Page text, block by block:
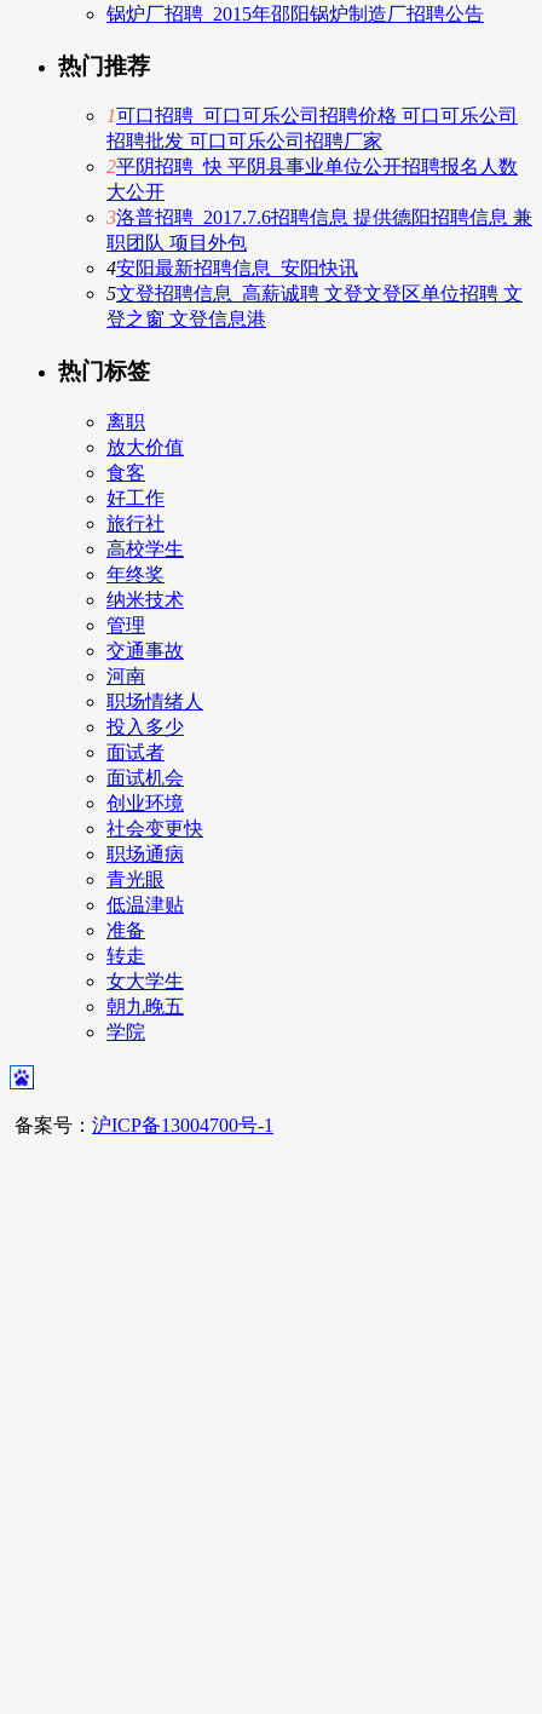
锅炉厂招聘_2015年邵阳锅炉制造厂招聘公告
热门推荐
1可口招聘_可口可乐公司招聘价格 可口可乐公司
招聘批发 可口可乐公司招聘厂家
2平阴招聘_快 平阴县事业单位公开招聘报名人数
大公开
3洛普招聘_2017.7.6招聘信息 提供德阳招聘信息 兼
职团队 项目外包
4安阳最新招聘信息_安阳快讯
5文登招聘信息_高薪诚聘 文登文登区单位招聘 文
登之窗 文登信息港
热门标签
离职
放大价值
食客
好工作
旅行社
高校学生
年终奖
纳米技术
管理
交通事故
河南
职场情绪人
投入多少
面试者
面试机会
创业环境
社会变更快
职场通病
青光眼
低温津贴
准备
转走
女大学生
朝九晚五
学院
备案号： 沪ICP备13004700号-1